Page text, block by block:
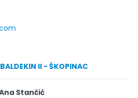
II - ŠKOPINAC
Stančić